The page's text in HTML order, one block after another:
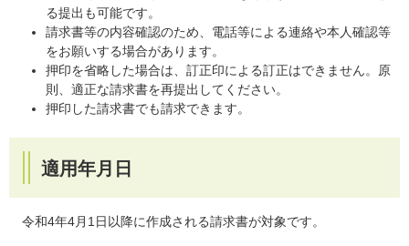
る提出も可能です。
請求書等の内容確認のため、電話等による連絡や本人確認等
をお願いする場合があります。
押印を省略した場合は、訂正印による訂正はできません。原
則、適正な請求書を再提出してください。
押印した請求書でも請求できます。
適用年月日
令和4年4月1日以降に作成される請求書が対象です。